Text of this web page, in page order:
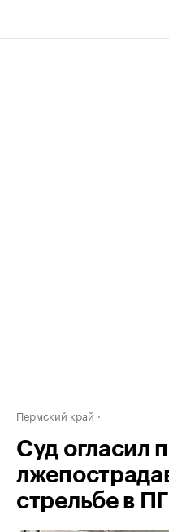
Пермский край
Суд огласил
стрельбе в